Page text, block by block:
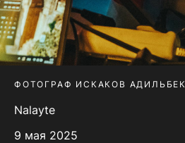
ФОТОГРАФ ИСКАКОВ АДИЛЬБЕК
Nalayte
9 мая 2025